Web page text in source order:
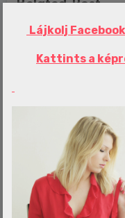
Related Post
Tragikus
ért áramütés
admin
Lájkolj
Kattints a